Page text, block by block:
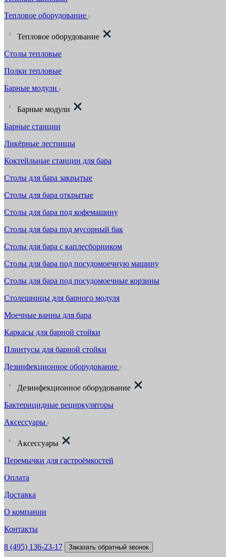
Тепловое оборудование
Тепловое оборудование
Столы тепловые
Полки тепловые
Барные модули
Барные модули
Барные станции
Ликёрные лестницы
Коктейльные станции для бара
Столы для бара закрытые
Столы для бара открытые
Столы для бара под кофемашину
Столы для бара под мусорный бак
Столы для бара с каплесборником
Столы для бара под посудомоечную машину
Столы для бара под посудомоечные корзины
Столешницы для барного модуля
Моечные ванны для бара
Каркасы для барной стойки
Плинтусы для барной стойки
Дезинфекционное оборудование
Дезинфекционное оборудование
Бактерицидные рециркуляторы
Аксессуары
Аксессуары
Перемычки для гастроёмкостей
Оплата
Доставка
О компании
Контакты
8 (495) 136-23-17 Заказать обратный звонок